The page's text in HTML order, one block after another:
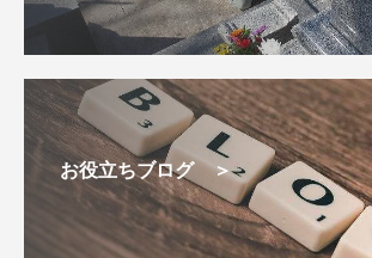
お役立ちブログ ＞